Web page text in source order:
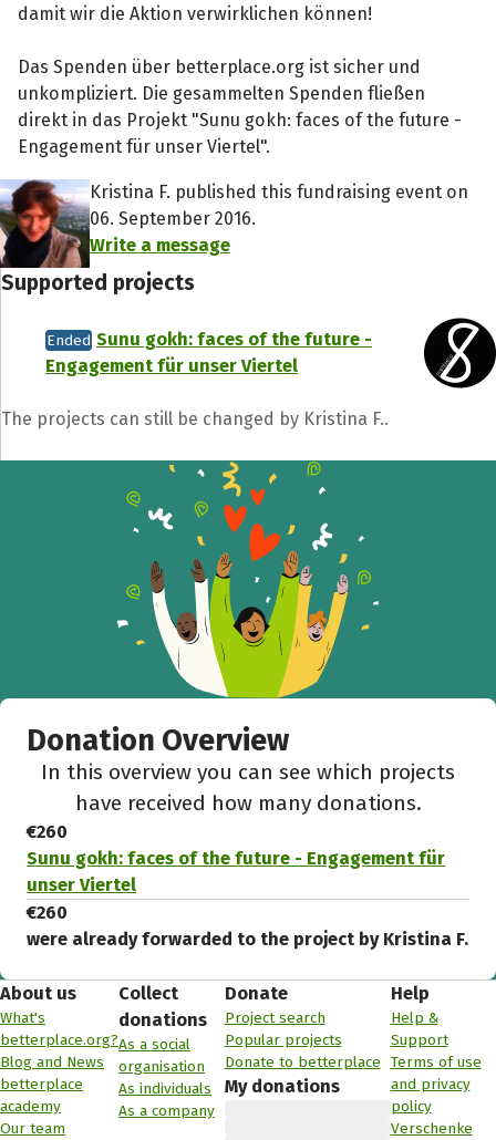
damit wir die Aktion verwirklichen können!
Das Spenden über betterplace.org ist sicher und
unkompliziert. Die gesammelten Spenden fließen
direkt in das Projekt "Sunu gokh: faces of the future -
Engagement für unser Viertel".
Kristina F. published this fundraising event on
06. September 2016.
Write a message
Supported projects
Ended Sunu gokh: faces of the future -
Engagement für unser Viertel
The projects can still be changed by Kristina F..
Donation Overview
In this overview you can see which projects
have received how many donations.
€260
Sunu gokh: faces of the future - Engagement für
unser Viertel
€260
were already forwarded to the project by Kristina F.
Share fundraising event
Help to collect more donations!
Facebook WhatsApp Messenger
About us
What's
betterplace.org?
Blog and News
betterplace
academy
Our team
Collect
donations
As a social
organisation
As individuals
As a company
Donate
Project search
Popular projects
Donate to betterplace
My donations
Help
Help &
Support
Terms of use
and privacy
policy
Verschenke